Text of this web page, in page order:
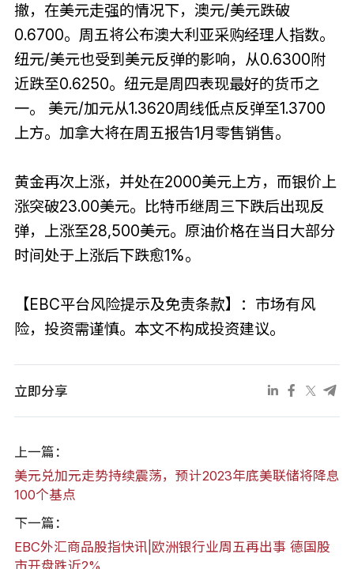
撤，在美元走强的情况下，澳元/美元跌破
0.6700。周五将公布澳大利亚采购经理人指数。
纽元/美元也受到美元反弹的影响，从0.6300附
近跌至0.6250。纽元是周四表现最好的货币之
一。 美元/加元从1.3620周线低点反弹至1.3700
上方。加拿大将在周五报告1月零售销售。
黄金再次上涨，并处在2000美元上方，而银价上
涨突破23.00美元。比特币继周三下跌后出现反
弹，上涨至28,500美元。原油价格在当日大部分
时间处于上涨后下跌愈1%。
【EBC平台风险提示及免责条款】：市场有风
险，投资需谨慎。本文不构成投资建议。
立即分享
上一篇：
美元兑加元走势持续震荡，预计2023年底美联储将降息
100个基点
下一篇：
EBC外汇商品股指快讯|欧洲银行业周五再出事 德国股
市开盘跌近2%